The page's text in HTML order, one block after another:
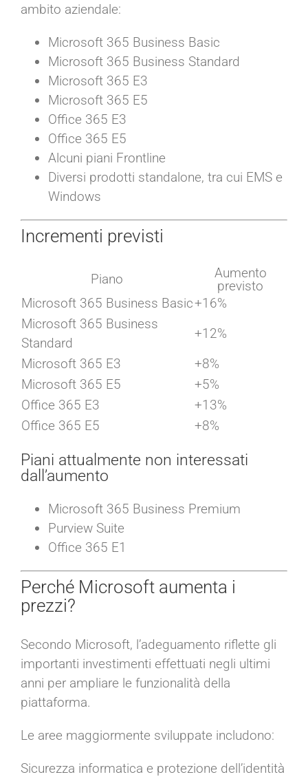
ambito aziendale:
Microsoft 365 Business Basic
Microsoft 365 Business Standard
Microsoft 365 E3
Microsoft 365 E5
Office 365 E3
Office 365 E5
Alcuni piani Frontline
Diversi prodotti standalone, tra cui EMS e
Windows
Incrementi previsti
Piano
Aumento
previsto
Microsoft 365 Business Basic+16%
Microsoft 365 Business
Standard
+12%
Microsoft 365 E3
+8%
Microsoft 365 E5
+5%
Office 365 E3
+13%
Office 365 E5
+8%
Piani attualmente non interessati
dall’aumento
Microsoft 365 Business Premium
Purview Suite
Office 365 E1
Perché Microsoft aumenta i
prezzi?
Secondo Microsoft, l’adeguamento riflette gli
importanti investimenti effettuati negli ultimi
anni per ampliare le funzionalità della
piattaforma.
Le aree maggiormente sviluppate includono:
Sicurezza informatica e protezione dell’identità